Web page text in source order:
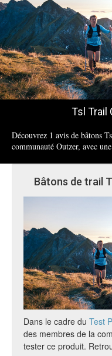
Tsl Trail
Découvrez 1 avis de bâtons
communauté Outzer, avec
Bâtons de trail
Dans le cadre du Test
des membres de la
tester ce produit.